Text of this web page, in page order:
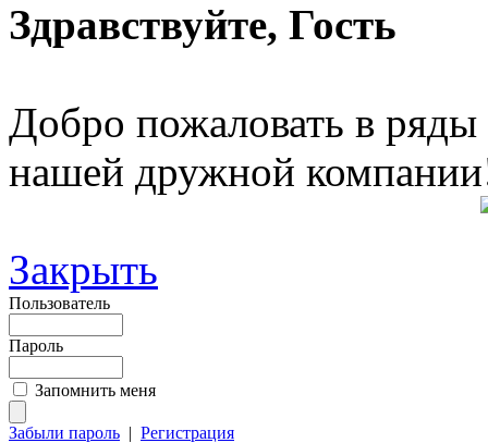
Здравствуйте, Гость
Добро пожаловать в ряды
нашей дружной
Закрыть
Пользователь
Пароль
Запомнить меня
Забыли пароль | Регистрация